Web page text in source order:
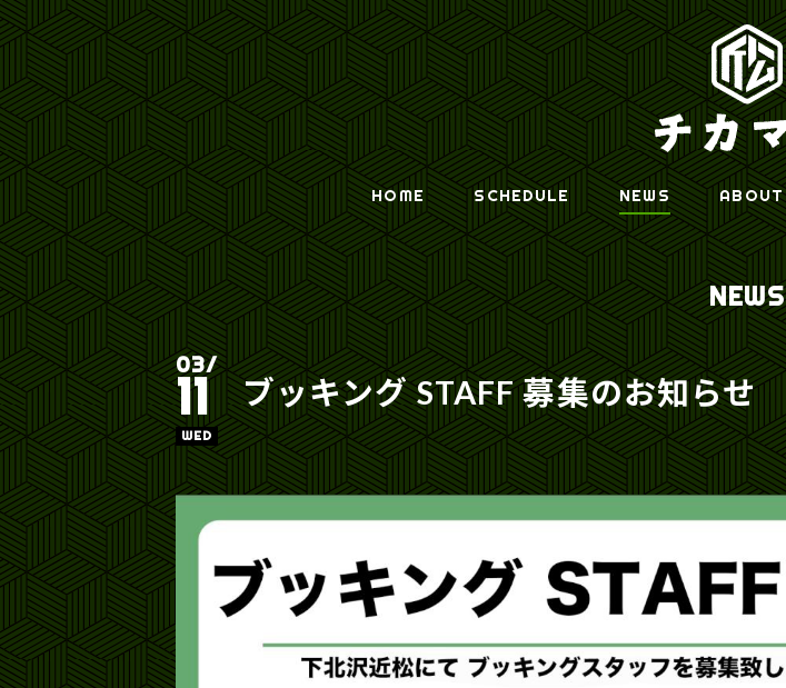
HOME SCHEDULE NEWS ABOUT
NEWS
03/
11
WED
ブッキング STAFF 募集のお知らせ